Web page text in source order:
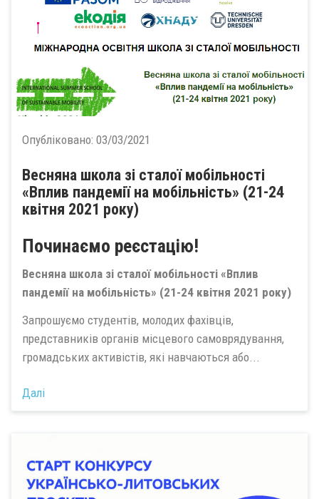
Опубліковано: 03/03/2021
Весняна школа зі сталої мобільності
«Вплив пандемії на мобільність» (21-24
квітня 2021 року)
Починаємо реєстацію!
Весняна школа зі сталої мобільності «Вплив
пандемії на мобільність» (21-24 квітня 2021 року)
Запрошуємо студентів, молодих фахівців,
представників органів місцевого самоврядування,
громадських активістів, які навчаються або...
Далі